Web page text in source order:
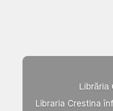
Librăria
Libraria Crestina